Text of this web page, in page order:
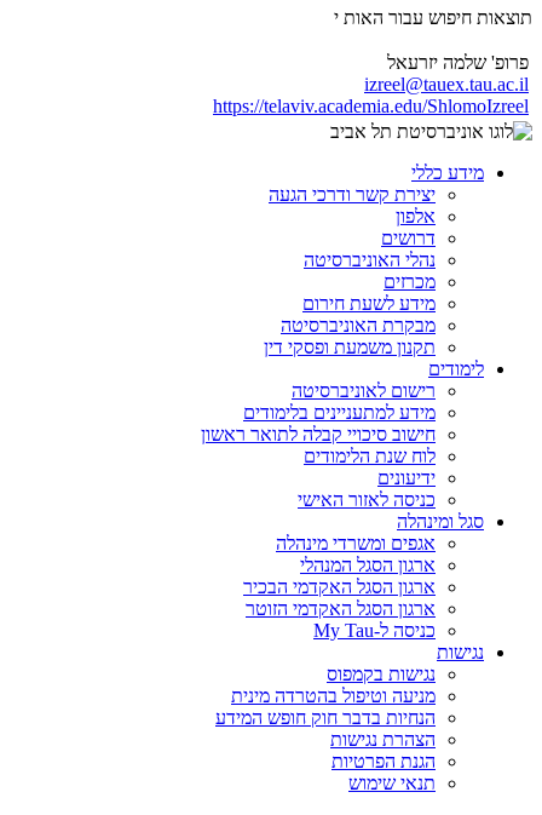
תוצאות חיפוש עבור האות י
פרופ' שלמה יזרעאל
izreel@tauex.tau.ac.il
https://telaviv.academia.edu/ShlomoIzreel
מידע כללי
יצירת קשר ודרכי הגעה
אלפון
דרושים
נהלי האוניברסיטה
מכרזים
מידע לשעת חירום
מבקרת האוניברסיטה
תקנון משמעת ופסקי דין
לימודים
רישום לאוניברסיטה
מידע למתעניינים בלימודים
חישוב סיכויי קבלה לתואר ראשון
לוח שנת הלימודים
ידיעונים
כניסה לאזור האישי
סגל ומינהלה
אגפים ומשרדי מינהלה
ארגון הסגל המנהלי
ארגון הסגל האקדמי הבכיר
ארגון הסגל האקדמי הזוטר
כניסה ל-My Tau
נגישות
נגישות בקמפוס
מניעה וטיפול בהטרדה מינית
הנחיות בדבר חוק חופש המידע
הצהרת נגישות
הגנת הפרטיות
תנאי שימוש